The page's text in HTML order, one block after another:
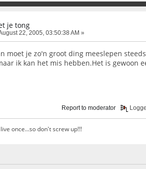
je tong
22, 2005, 03:50:38 AM »
moet je zo'n groot ding meeslepen
ik kan het mis hebben.Het is gewoon
Report to moderator
once...so don't screw up!!!